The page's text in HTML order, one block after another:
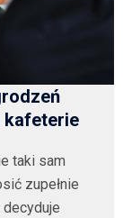
kafeterie
taki sam
zupełnie